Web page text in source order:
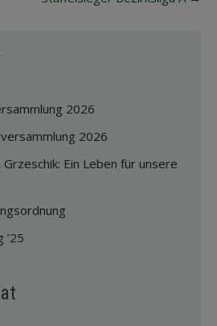
2026
2026
Ein Leben für unsere
’25